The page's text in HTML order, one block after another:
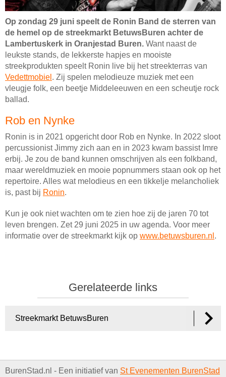
Op zondag 29 juni speelt de Ronin Band de sterren van
de hemel op de streekmarkt BetuwsBuren achter de
Lambertuskerk in Oranjestad Buren. Want naast de
leukste stands, de lekkerste hapjes en mooiste
streekprodukten speelt Ronin live bij het streekterras van
Vedettmobiel . Zij spelen melodieuze muziek met een
vleugje folk, een beetje Middeleeuwen en een scheutje rock
ballad.
Rob en Nynke
Ronin is in 2021 opgericht door Rob en Nynke. In 2022 sloot
percussionist Jimmy zich aan en in 2023 kwam bassist Imre
erbij. Je zou de band kunnen omschrijven als een folkband,
maar wereldmuziek en mooie popnummers staan ook op het
repertoire. Alles wat melodieus en een tikkelje melancholiek
is, past bij Ronin.
Kun je ook niet wachten om te zien hoe zij de jaren 70 tot
leven brengen. Zet 29 juni 2025 in uw agenda. Voor meer
informatie over de streekmarkt kijk op www.betuwsburen.nl .
Gerelateerde links
Streekmarkt BetuwsBuren
BurenStad.nl - Een initiatief van St Evenementen BurenStad